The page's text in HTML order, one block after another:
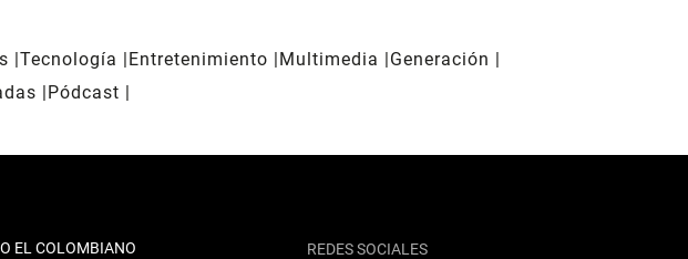
Tecnología Entretenimiento Multimedia
Generación
Pódcast
EL COLOMBIANO
REDES SOCIALES